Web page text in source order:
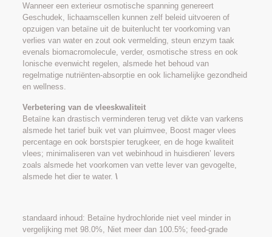
Wanneer een exterieur osmotische spanning genereert
Geschudek, lichaamscellen kunnen zelf beleid uitvoeren of
opzuigen van betaïne uit de buitenlucht ter voorkoming van
verlies van water en zout ook vermelding, steun enzym taak
evenals biomacromolecule, verder, osmotische stress en ook
Ionische evenwicht regelen, alsmede het behoud van
regelmatige nutriënten-absorptie en ook lichamelijke gezondheid
en wellness.
Verbetering van de vleeskwaliteit
Betaïne kan drastisch verminderen terug vet dikte van varkens
alsmede het tarief buik vet van pluimvee, Boost mager vlees
percentage en ook borstspier terugkeer, en de hoge kwaliteit
vlees; minimaliseren van vet webinhoud in huisdieren’ levers
zoals alsmede het voorkomen van vette lever van gevogelte,
alsmede het dier te water. \
standaard inhoud: Betaïne hydrochloride niet veel minder in
vergelijking met 98.0%, Niet meer dan 100.5%; feed-grade